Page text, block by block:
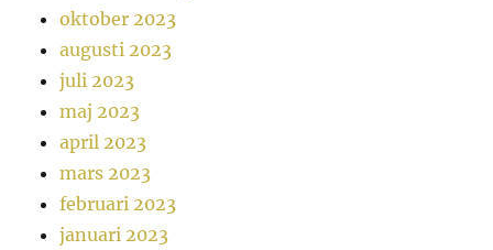
oktober 2023
augusti 2023
juli 2023
maj 2023
april 2023
mars 2023
februari 2023
januari 2023